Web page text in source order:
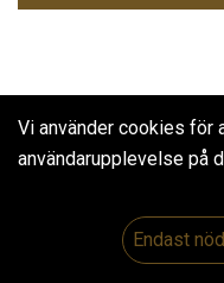
Useful Links
Vi använder cookies för
användarupplevelse på
Endast